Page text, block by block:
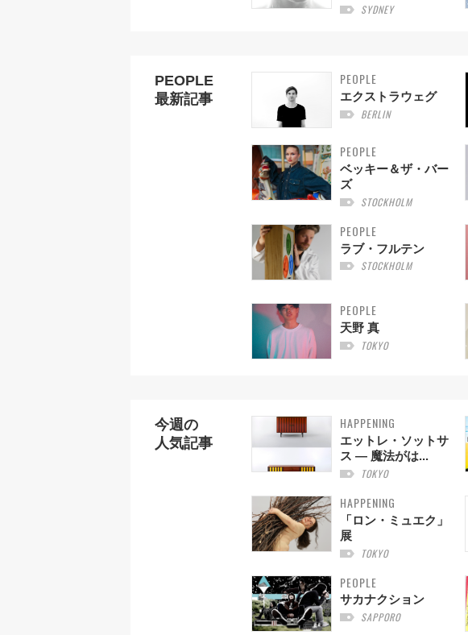
SYDNEY
PEOPLE
最新記事
PEOPLE
エクストラウェグ
BERLIN
PEOPLE
ベッキー＆ザ・バー
ズ
STOCKHOLM
PEOPLE
ラブ・フルテン
STOCKHOLM
PEOPLE
天野 真
TOKYO
今週の
人気記事
HAPPENING
エットレ・ソットサ
ス — 魔法がは...
TOKYO
HAPPENING
「ロン・ミュエク」
展
TOKYO
PEOPLE
サカナクション
SAPPORO